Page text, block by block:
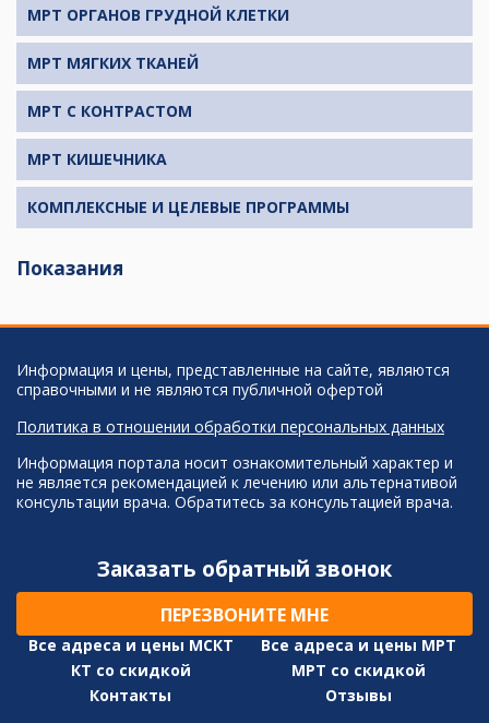
МРТ ОРГАНОВ ГРУДНОЙ КЛЕТКИ
МРТ МЯГКИХ ТКАНЕЙ
МРТ С КОНТРАСТОМ
МРТ КИШЕЧНИКА
КОМПЛЕКСНЫЕ И ЦЕЛЕВЫЕ ПРОГРАММЫ
Показания
Информация и цены, представленные на сайте, являются
справочными и не являются публичной офертой
Политика в отношении обработки персональных данных
Информация портала носит ознакомительный характер и
не является рекомендацией к лечению или альтернативой
консультации врача. Обратитесь за консультацией врача.
Заказать обратный звонок
ПЕРЕЗВОНИТЕ МНЕ
Все адреса и цены МСКТ
Все адреса и цены МРТ
КТ со скидкой
МРТ со скидкой
Контакты
Отзывы